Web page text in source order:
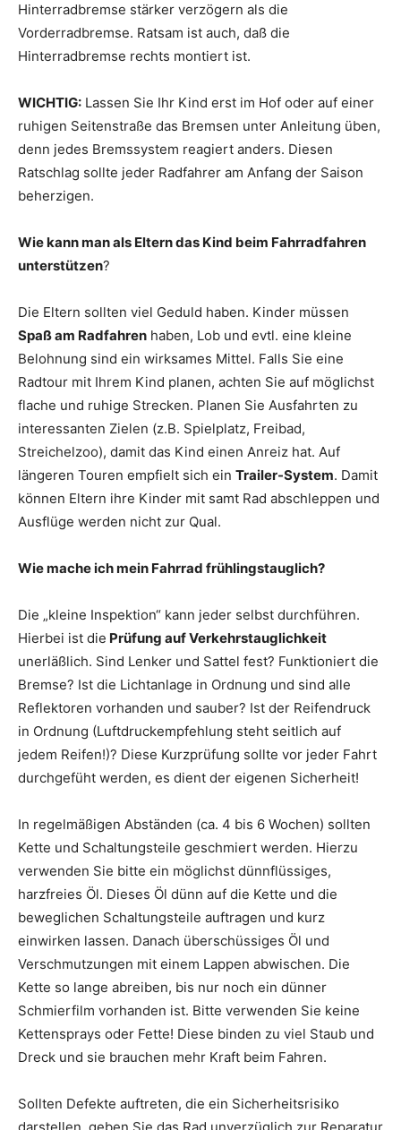
Hinterradbremse stärker verzögern als die
Vorderradbremse. Ratsam ist auch, daß die
Hinterradbremse rechts montiert ist.
WICHTIG: Lassen Sie Ihr Kind erst im Hof oder auf einer
ruhigen Seitenstraße das Bremsen unter Anleitung üben,
denn jedes Bremssystem reagiert anders. Diesen
Ratschlag sollte jeder Radfahrer am Anfang der Saison
beherzigen.
Wie kann man als Eltern das Kind beim Fahrradfahren
unterstützen?
Die Eltern sollten viel Geduld haben. Kinder müssen
Spaß am Radfahren haben, Lob und evtl. eine kleine
Belohnung sind ein wirksames Mittel. Falls Sie eine
Radtour mit Ihrem Kind planen, achten Sie auf möglichst
flache und ruhige Strecken. Planen Sie Ausfahrten zu
interessanten Zielen (z.B. Spielplatz, Freibad,
Streichelzoo), damit das Kind einen Anreiz hat. Auf
längeren Touren empfielt sich ein Trailer-System. Damit
können Eltern ihre Kinder mit samt Rad abschleppen und
Ausflüge werden nicht zur Qual.
Wie mache ich mein Fahrrad frühlingstauglich?
Die „kleine Inspektion“ kann jeder selbst durchführen.
Hierbei ist die Prüfung auf Verkehrstauglichkeit
unerläßlich. Sind Lenker und Sattel fest? Funktioniert die
Bremse? Ist die Lichtanlage in Ordnung und sind alle
Reflektoren vorhanden und sauber? Ist der Reifendruck
in Ordnung (Luftdruckempfehlung steht seitlich auf
jedem Reifen!)? Diese Kurzprüfung sollte vor jeder Fahrt
durchgefüht werden, es dient der eigenen Sicherheit!
In regelmäßigen Abständen (ca. 4 bis 6 Wochen) sollten
Kette und Schaltungsteile geschmiert werden. Hierzu
verwenden Sie bitte ein möglichst dünnflüssiges,
harzfreies Öl. Dieses Öl dünn auf die Kette und die
beweglichen Schaltungsteile auftragen und kurz
einwirken lassen. Danach überschüssiges Öl und
Verschmutzungen mit einem Lappen abwischen. Die
Kette so lange abreiben, bis nur noch ein dünner
Schmierfilm vorhanden ist. Bitte verwenden Sie keine
Kettensprays oder Fette! Diese binden zu viel Staub und
Dreck und sie brauchen mehr Kraft beim Fahren.
Sollten Defekte auftreten, die ein Sicherheitsrisiko